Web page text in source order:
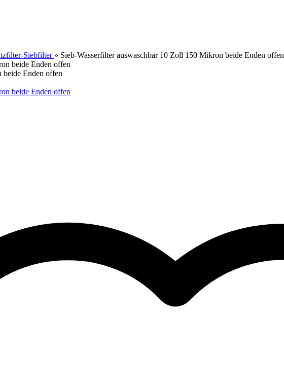
Siebfilter » Sieb-Wasserfilter auswaschbar 10 Zoll 150 Mikron beide Enden offen
beide Enden offen